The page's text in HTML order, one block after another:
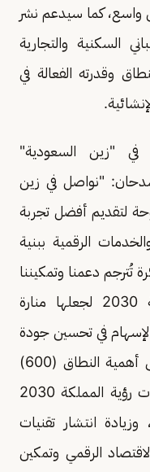
واسع، كما سيدعم نشر
السكنية والتجارية
وقدرته الفعالة في
في "زين السعودية"
"نواصل في زين
لتقديم أفضل تجربة
الرقمية ببنية
دعمنا وتمكيننا
لتحقيق مستهدفات رؤية المملكة 2030 لجعلها منارة
الإسهام في تحسين جودة
حياة الإنسان، ولا بد من الإشارة إلى أهمية النطاق (600)
ميجاهيرتز في دعم تحقيق مستهدفات رؤية المملكة 2030
انتشار تقنيات
الرقمي وتمكين